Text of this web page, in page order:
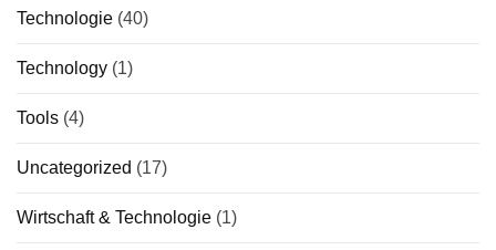
Technologie (40)
Technology (1)
Tools (4)
Uncategorized (17)
Wirtschaft & Technologie (1)